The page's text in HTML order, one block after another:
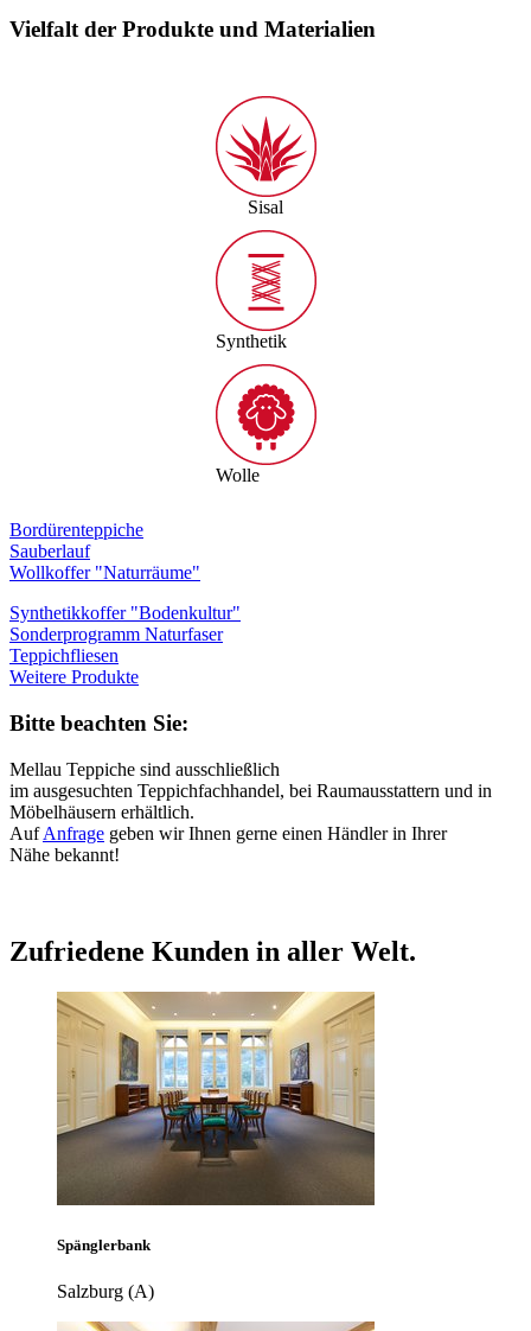
Vielfalt der Produkte und Materialien
Sisal
Synthetik
Wolle
Bordürenteppiche
Sauberlauf
Wollkoffer "Naturräume"
Synthetikkoffer "Bodenkultur"
Sonderprogramm Naturfaser
Teppichfliesen
Weitere Produkte
Bitte beachten Sie:
Mellau Teppiche sind ausschließlich
im ausgesuchten Teppichfachhandel, bei Raumausstattern und in
Möbelhäusern erhältlich.
AufAnfrage geben wir Ihnen gerne einen Händler in Ihrer
Nähe bekannt!
Zufriedene Kunden in aller Welt.
Spänglerbank
Salzburg (A)